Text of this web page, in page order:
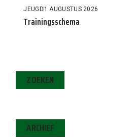
JEUGD1 AUGUSTUS 2026
Trainingsschema
ZOEKEN
ARCHIEF